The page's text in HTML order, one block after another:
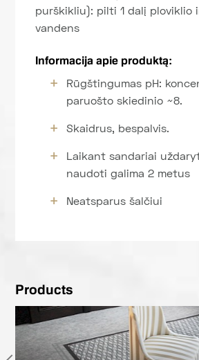
purškikliu): pilti 1 dalį ploviklio
vandens
Informacija apie produktą:
Rūgštingumas pH:
paruošto skiedinio ~8.
Skaidrus, bespalvis.
Laikant sandariai
naudoti galima 2 metus
Neatsparus šalčiui
Products